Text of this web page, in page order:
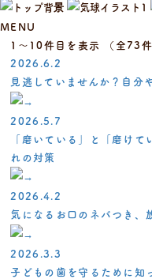
MENU
1〜10件目を表示
（全73件
2026.6.2
見逃していませんか？自分
2026.5.7
「磨いている」と「磨け
れの対策
2026.4.2
気になるお口のネバつき、
2026.3.3
子どもの歯を守るために知